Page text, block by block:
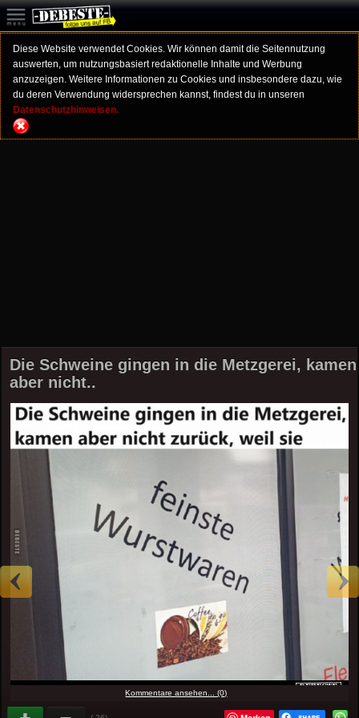
Diese Website verwendet Cookies. Wir können damit die Seitennutzung
auswerten, um nutzungsbasiert redaktionelle Inhalte und Werbung
anzuzeigen. Weitere Informationen zu Cookies und insbesondere dazu, wie
du deren Verwendung widersprechen kannst, findest du in unseren
Datenschutzhinweisen.
Die Schweine gingen in die Metzgerei, kamen
aber nicht..
Kommentare ansehen... (0)